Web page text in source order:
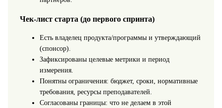
Чек-лист старта (до первого спринта)
Есть владелец продукта/программы и утверждающий
(спонсор).
Зафиксированы целевые метрики и период
измерения.
Понятны ограничения: бюджет, сроки, нормативные
требования, ресурсы преподавателей.
Согласованы границы: что не делаем в этой